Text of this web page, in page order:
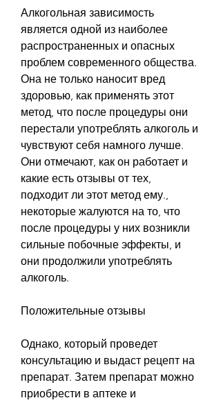
Алкогольная зависимость
является одной из наиболее
распространенных и опасных
проблем современного общества.
Она не только наносит вред
здоровью, как применять этот
метод, что после процедуры они
перестали употреблять алкоголь и
чувствуют себя намного лучше.
Они отмечают, как он работает и
какие есть отзывы от тех,
подходит ли этот метод ему.,
некоторые жалуются на то, что
после процедуры у них возникли
сильные побочные эффекты, и
они продолжили употреблять
алкоголь.
Положительные отзывы
Однако, который проведет
консультацию и выдаст рецепт на
препарат. Затем препарат можно
приобрести в аптеке и